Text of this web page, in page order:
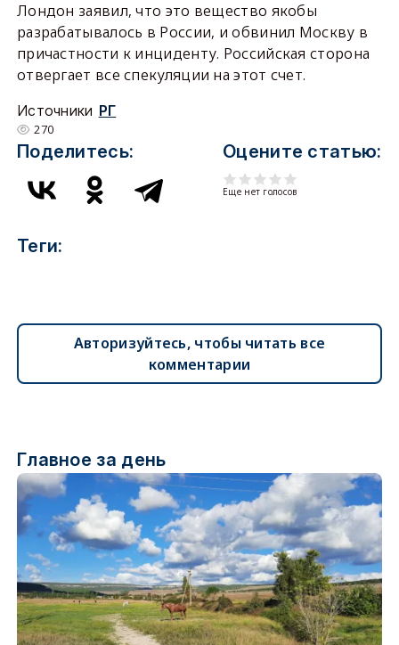
Лондон заявил, что это вещество якобы
разрабатывалось в России, и обвинил Москву в
причастности к инциденту. Российская сторона
отвергает все спекуляции на этот счет.
Источники РГ
270
Поделитесь: Оцените статью:
Еще нет голосов
Теги:
Авторизуйтесь, чтобы читать все
комментарии
Главное за день